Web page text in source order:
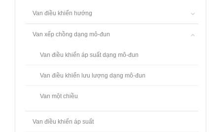
Van điều khiển hướng
Van xếp chồng dạng mô-đun
Van điều khiển áp suất dạng mô-đun
Van điều khiển lưu lượng dạng mô-đun
Van một chiều
Van điều khiển áp suất